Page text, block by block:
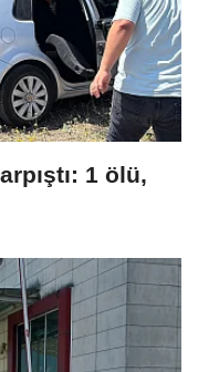
1 ölü,